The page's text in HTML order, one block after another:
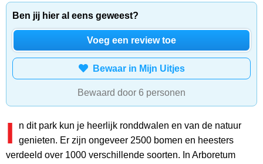
Ben jij hier al eens geweest?
Voeg een review toe
Bewaar in Mijn Uitjes
Bewaard door 6 personen
I
n dit park kun je heerlijk ronddwalen en van de natuur
genieten. Er zijn ongeveer 2500 bomen en heesters
verdeeld over 1000 verschillende soorten. In Arboretum